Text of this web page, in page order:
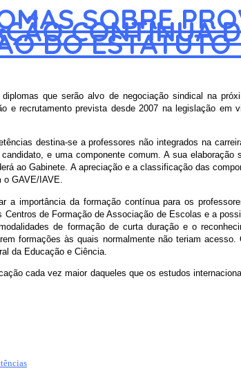
SOBRE
CONTÍNUA
DO ESTATUTO
que serão alvo de negociação sindical na
e recrutamento prevista desde 2007 na legislação em
destina-se a professores não integrados na
e uma componente comum. A sua
ao Gabinete. A apreciação e a classificação das
o GAVE/IAVE.
a importância da formação contínua para os
de Formação de Associação de Escolas e a
de formação de curta duração e o
formações às quais normalmente não teriam
da Educação e Ciência.
cada vez maior daqueles que os estudos